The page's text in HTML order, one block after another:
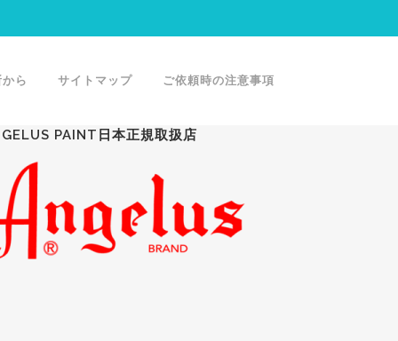
ら サイトマップ ご依頼時の注意事項
PAINT日本正規取扱店